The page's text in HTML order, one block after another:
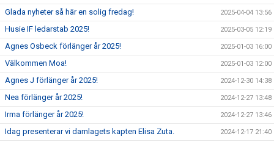
Glada nyheter så här en solig fredag! 2025-04-04 13:56
Husie IF ledarstab 2025! 2025-03-05 12:19
Agnes Osbeck förlänger år 2025! 2025-01-03 16:00
Välkommen Moa! 2025-01-03 12:00
Agnes J förlänger år 2025! 2024-12-30 14:38
Nea förlänger år 2025! 2024-12-27 13:48
Irma förlänger år 2025! 2024-12-27 13:46
Idag presenterar vi damlagets kapten Elisa Zuta. 2024-12-17 21:40